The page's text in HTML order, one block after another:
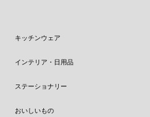
キッチンウェア
インテリア・日用品
ステーショナリー
おいしいもの